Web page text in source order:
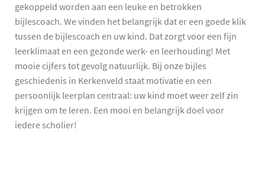
gekoppeld worden aan een leuke en betrokken
bijlescoach. We vinden het belangrijk dat er een goede klik
tussen de bijlescoach en uw kind. Dat zorgt voor een fijn
leerklimaat en een gezonde werk- en leerhouding! Met
mooie cijfers tot gevolg natuurlijk. Bij onze bijles
geschiedenis in Kerkenveld staat motivatie en een
persoonlijk leerplan centraal: uw kind moet weer zelf zin
krijgen om te leren. Een mooi en belangrijk doel voor
iedere scholier!